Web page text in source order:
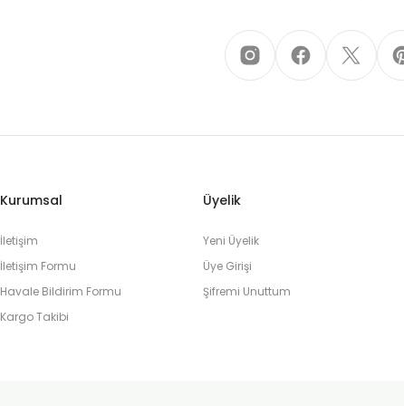
Kurumsal
İletişim
İletişim Formu
Havale Bildirim Formu
Kargo Takibi
Üyelik
Yeni Üyelik
Üye Girişi
Şifremi Unuttum